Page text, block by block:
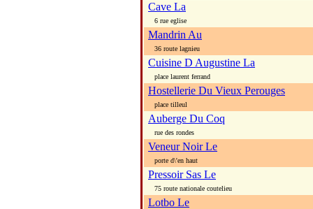
Cave La
6 rue eglise
Mandrin Au
36 route lagnieu
Cuisine D Augustine La
place laurent ferrand
Hostellerie Du Vieux Perouges
place tilleul
Auberge Du Coq
rue des rondes
Veneur Noir Le
porte d\'en haut
Pressoir Sas Le
75 route nationale coutelieu
Lotbo Le